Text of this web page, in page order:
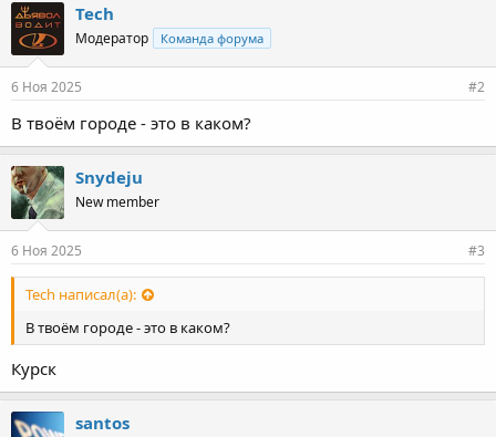
Tech
Модератор Команда форума
6 Ноя 2025 #2
В твоём городе - это в каком?
Snydeju
New member
6 Ноя 2025 #3
Tech написал(а):
В твоём городе - это в каком?
Курск
santos